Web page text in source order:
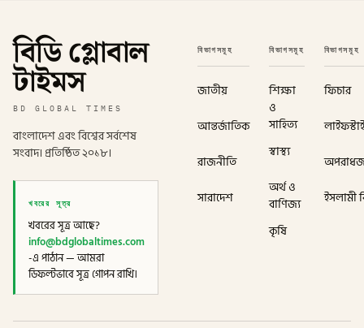
বিডি গ্লোবাল
টাইমস
BD GLOBAL TIMES
বাংলাদেশ এবং বিশ্বের সর্বশেষ
সংবাদ। প্রতিষ্ঠিত ২০১৮।
খবরের সূত্র
খবরের সূত্র আছে?
info@bdglobaltimes.com
-এ পাঠান — আমরা
ডিফল্টভাবে সূত্র গোপন রাখি।
বিভাগসমূহ
জাতীয়
আন্তর্জাতিক
রাজনীতি
সারাদেশ
বিভাগসমূহ
শিক্ষা
ও
সাহিত্য
স্বাস্থ্য
অর্থ ও
বাণিজ্য
কৃষি
বিভাগসমূহ
ফিচার
ইসলামী